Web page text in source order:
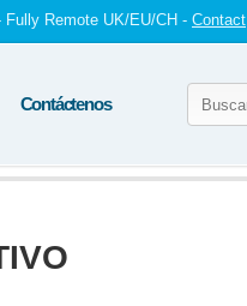
Fully Remote UK/EU/CH - Contact
Contáctenos